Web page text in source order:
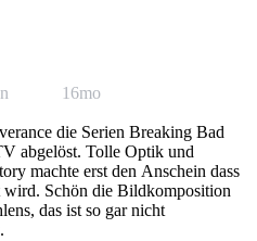
16mo
die Serien Breaking Bad
abgelöst. Tolle Optik und
machte erst den Anschein dass
Schön die Bildkomposition
das ist so gar nicht